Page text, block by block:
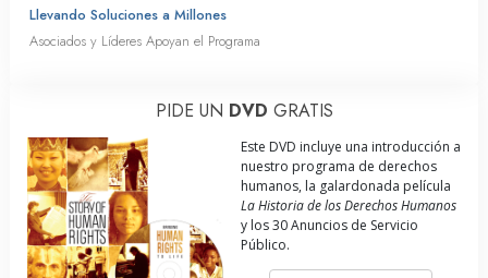
Llevando Soluciones a Millones
Asociados y Líderes Apoyan el Programa
PIDE UN DVD GRATIS
Este DVD incluye una introducción a
nuestro programa de derechos
humanos, la galardonada película
La Historia de los Derechos Humanos
y los 30 Anuncios de Servicio
Público.